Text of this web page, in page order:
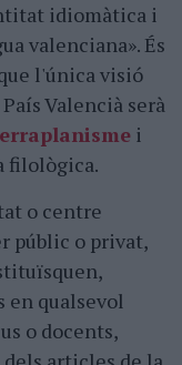
idiomàtica i
valenciana». És
l'única visió
Valencià serà
i
filològica.
o centre
públic o privat,
en qualsevol
o docents,